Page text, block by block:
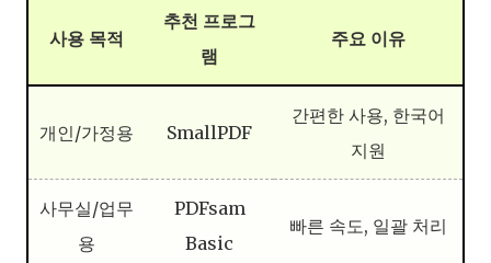
사용 목적
추천 프로그
램
주요 이유
개인/가정용 SmallPDF
간편한 사용, 한국어
지원
사무실/업무
용
PDFsam
Basic
빠른 속도, 일괄 처리